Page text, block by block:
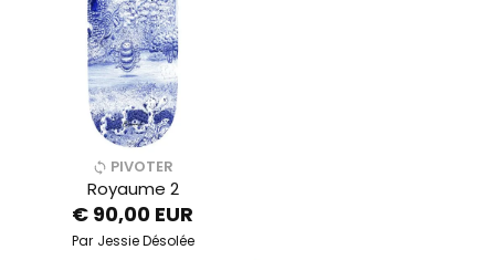
PIVOTER
Royaume 2
€ 90,00 EUR
Par Jessie Désolée